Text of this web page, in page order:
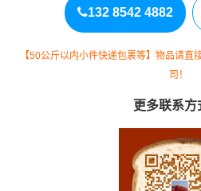
132 8542 4882
【50公斤以内小件快递包裹等】物品请
司！
更多联系方